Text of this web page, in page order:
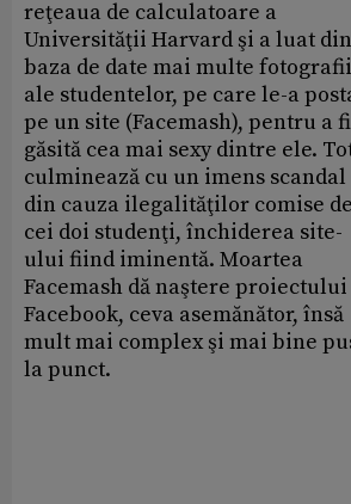
reţeaua de calculatoare a
Universităţii Harvard şi a luat din
baza de date mai multe fotografii
ale studentelor, pe care le-a
pe un site (Facemash), pentru a fi
găsită cea mai sexy dintre ele.
culminează cu un imens scandal
din cauza ilegalităţilor comise de
cei doi studenţi, închiderea site-
ului fiind iminentă. Moartea
Facemash dă naştere proiectului
Facebook, ceva asemănător, însă
mult mai complex şi mai bine
la punct.